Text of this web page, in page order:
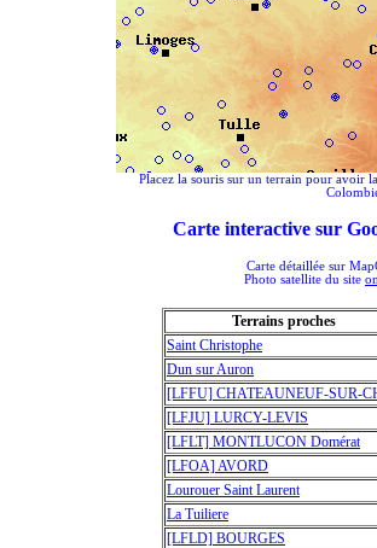
Placez la souris sur un terrain pour avoir
Carte interactive sur
Carte détaillée sur
Photo satellite du site
Terrains proches
Saint Christophe
Dun sur Auron
[LFFU] CHATEAUNEUF-SUR-
[LFJU] LURCY-LEVIS
[LFLT] MONTLUCON Domérat
[LFOA] AVORD
Lourouer Saint Laurent
La Tuiliere
[LFLD] BOURGES